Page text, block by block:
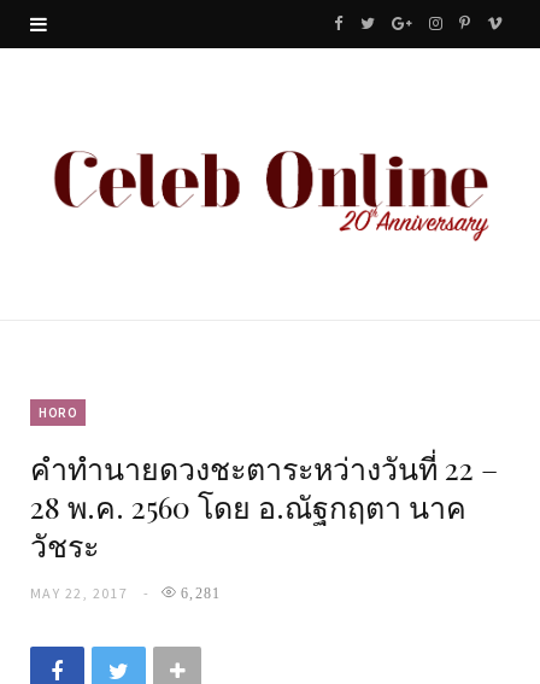
F
e
b
T
t
G
g
l
I
t
a
P
t
e
V
HORO
คำทำนายดวงชะตาระหว่างวันที่ 22 –
28 พ.ค. 2560 โดย อ.ณัฐกฤตา นาค
วัชระ
MAY 22, 2017 6,281